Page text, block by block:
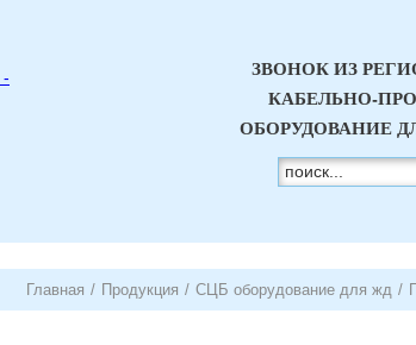
ЗВОНОК ИЗ
КАБЕЛЬНО-
ОБОРУДОВАНИЕ
Главная / Продукция / СЦБ оборудование для жд /